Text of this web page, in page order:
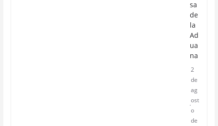
sa
de
la
Ad
ua
na
2
de
ag
ost
o
de